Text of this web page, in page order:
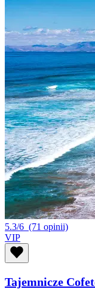
5.3/6 (71 opinii)
VIP
Tajemnicze